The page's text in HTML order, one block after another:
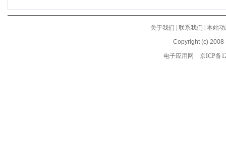
关于我们 联系我们
本站
Copyright (c)
电子应用网
京ICP备